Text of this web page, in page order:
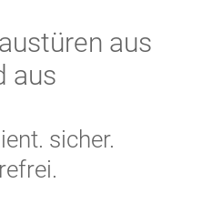
aus
aus
sicher.